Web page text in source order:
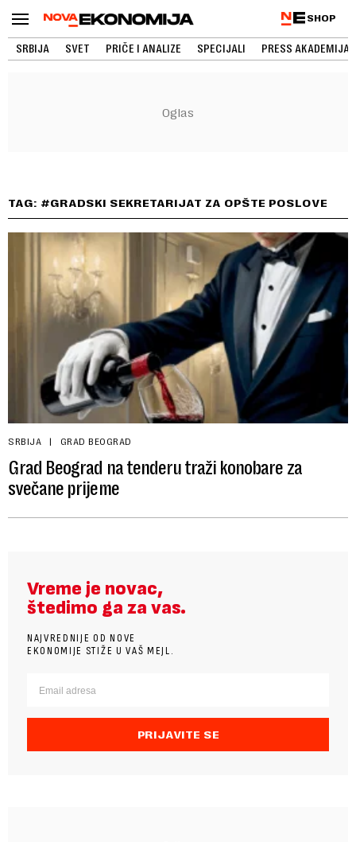
SHOP
SRBIJA SVET PRIČE I ANALIZE SPECIJALI PRESS AKADEMIJA
TAG: #GRADSKI SEKRETARIJAT ZA OPŠTE POSLOVE
SRBIJA GRAD BEOGRAD
Grad Beograd na tenderu traži konobare za
svečane prijeme
Vreme je novac,
štedimo ga za vas.
NAJVREDNIJE OD NOVE
EKONOMIJE STIŽE U VAŠ MEJL.
PRIJAVITE SE